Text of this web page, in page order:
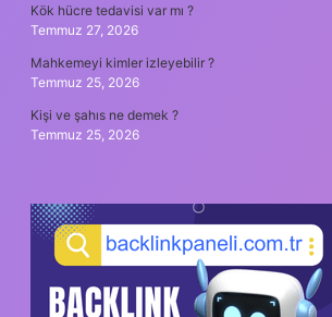
Kök hücre tedavisi var mı ?
Temmuz 27, 2026
Mahkemeyi kimler izleyebilir ?
Temmuz 25, 2026
Kişi ve şahıs ne demek ?
Temmuz 25, 2026